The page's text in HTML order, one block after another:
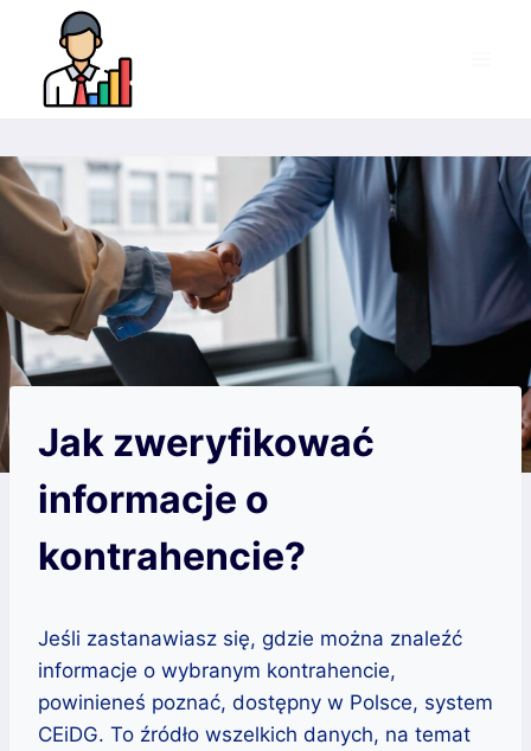
Przejdź
treści
Jak zweryfikować
informacje o
kontrahencie?
Jeśli zastanawiasz się, gdzie można znaleźć
informacje o wybranym kontrahencie,
powinieneś poznać, dostępny w Polsce, system
CEiDG. To źródło wszelkich danych, na temat